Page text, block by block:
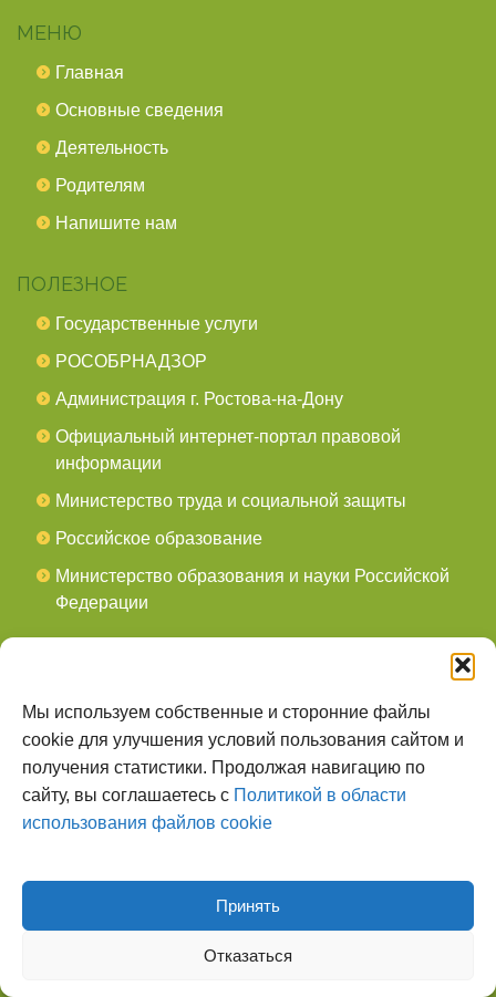
Мы используем собственные и сторонние файлы
cookie для улучшения условий пользования сайтом и
получения статистики. Продолжая навигацию по
сайту, вы соглашаетесь с Политикой в области
использования файлов cookie
Принять
Отказаться
МЕНЮ
Главная
Основные сведения
Деятельность
Родителям
Напишите нам
ПОЛЕЗНОЕ
Государственные услуги
РОСОБРНАДЗОР
Администрация г. Ростова-на-Дону
Официальный интернет-портал правовой
информации
Министерство труда и социальной защиты
Российское образование
Министерство образования и науки Российской
Федерации
мы в Контакте
О НАС
поделиться опытом и сотрудничать со специалистами.